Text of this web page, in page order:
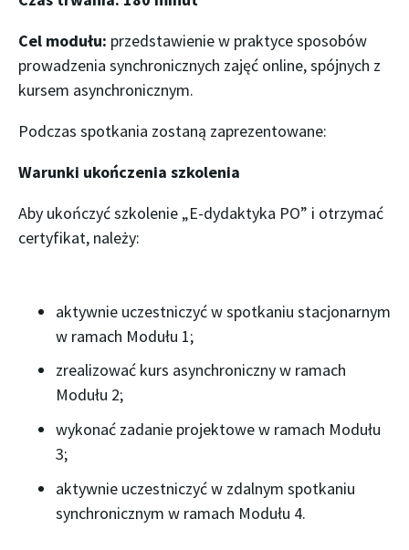
Cel modułu: przedstawienie w praktyce sposobów
prowadzenia synchronicznych zajęć online, spójnych z
kursem asynchronicznym.
Podczas spotkania zostaną zaprezentowane:
Warunki ukończenia szkolenia
Aby ukończyć szkolenie „E-dydaktyka PO” i otrzymać
certyfikat, należy:
aktywnie uczestniczyć w spotkaniu stacjonarnym
w ramach Modułu 1;
zrealizować kurs asynchroniczny w ramach
Modułu 2;
wykonać zadanie projektowe w ramach Modułu
3;
aktywnie uczestniczyć w zdalnym spotkaniu
synchronicznym w ramach Modułu 4.